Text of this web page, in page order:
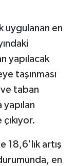
uygulanan en
yapılacak
taşınması
ve taban
yapılan
18,6'lık artış
en